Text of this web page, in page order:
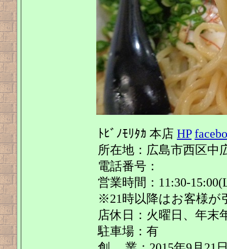
ﾄﾋﾞﾉﾓﾘﾀｶ 本店 HP
所在地：広島市西区中
電話番号：
営業時間：11:30-
※21時以降はお客様が
店休日：火曜日、年末
駐車場：有